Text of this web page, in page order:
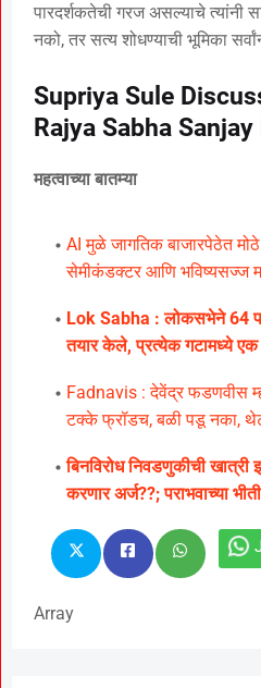
पारदर्शकतेची गरज असल्याचे त्यांनी
नको, तर सत्य शोधण्याची भूमिका
Supriya Sule
Rajya Sabha Sanjay
महत्वाच्या बातम्या
AI मुळे जागतिक बाजारपेठेत मोठे
सेमीकंडक्टर आणि भविष्यसज्ज
Lok Sabha : लोकसभेने 64
तयार केले, प्रत्येक गटामध्ये
Fadnavis : देवेंद्र फडणवीस
टक्के फ्रॉडच, बळी पडू नका,
बिनविरोध निवडणुकीची
करणार अर्ज??; पराभवाच्या
Array